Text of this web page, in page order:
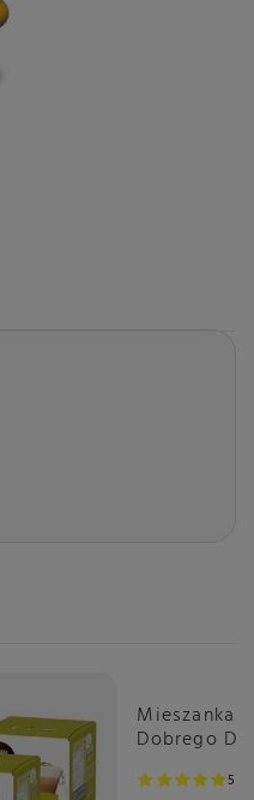
5
Mieszanka
Dobrego